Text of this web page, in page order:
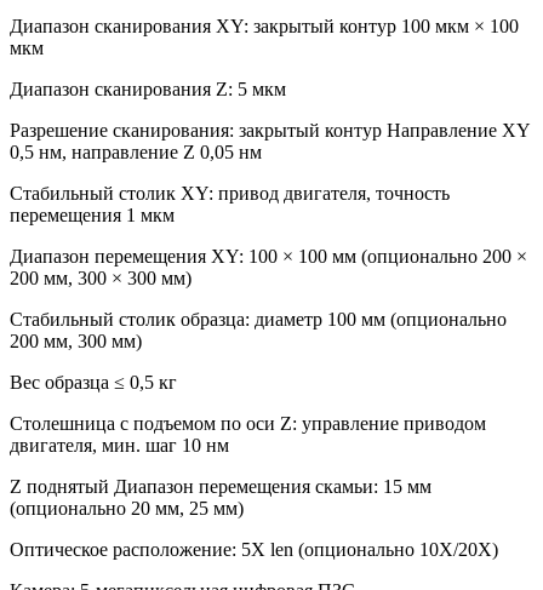
Диапазон сканирования XY: закрытый контур 100 мкм × 100
мкм
Диапазон сканирования Z: 5 мкм
Разрешение сканирования: закрытый контур Направление XY
0,5 нм, направление Z 0,05 нм
Стабильный столик XY: привод двигателя, точность
перемещения 1 мкм
Диапазон перемещения XY: 100 × 100 мм (опционально 200 ×
200 мм, 300 × 300 мм)
Стабильный столик образца: диаметр 100 мм (опционально
200 мм, 300 мм)
Вес образца ≤ 0,5 кг
Столешница с подъемом по оси Z: управление приводом
двигателя, мин. шаг 10 нм
Z поднятый Диапазон перемещения скамьи: 15 мм
(опционально 20 мм, 25 мм)
Оптическое расположение: 5X len (опционально 10X/20X)